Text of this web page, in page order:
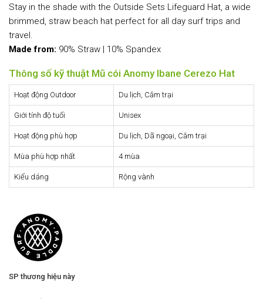
Stay in the shade with the Outside Sets Lifeguard Hat, a wide
brimmed, straw beach hat perfect for all day surf trips and
travel.
Made from: 90% Straw | 10% Spandex
Thông số kỹ thuật Mũ cói Anomy Ibane Cerezo Hat
Hoạt động Outdoor Du lịch, Cắm trại
Giới tính độ tuổi Unisex
Hoạt động phù hợp Du lịch, Dã ngoại, Cắm trại
Mùa phù hợp nhất 4 mùa
Kiểu dáng Rộng vành
SP thương hiệu này